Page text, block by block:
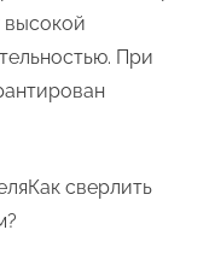
высокой
При
сверлить